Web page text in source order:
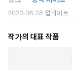
2023.08.28 업데이트
작가의 대표 작품